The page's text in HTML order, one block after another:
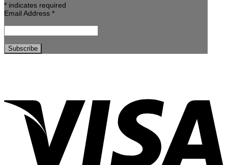
* indicates required
Email Address *